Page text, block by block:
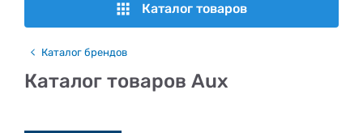
Каталог товаров
Каталог брендов
Каталог товаров Aux